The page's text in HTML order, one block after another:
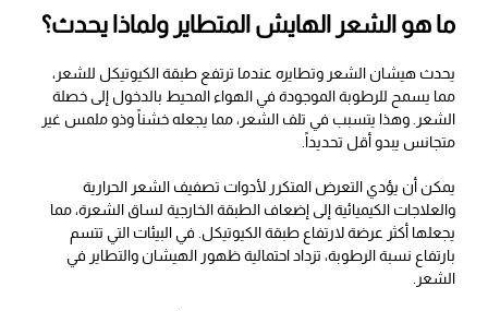
ما هو الشعر الهايش المتطاير ولماذا يحدث؟
يحدث هيشان الشعر وتطايره عندما ترتفع طبقة الكيوتيكل للشعر،
مما يسمح للرطوبة الموجودة في الهواء المحيط بالدخول إلى خصلة
الشعر. وهذا يتسبب في تلف الشعر، مما يجعله خشناً وذو ملمس غير
متجانس يبدو أقل تحديداً.
يمكن أن يؤدي التعرض المتكرر لأدوات تصفيف الشعر الحرارية
والعلاجات الكيميائية إلى إضعاف الطبقة الخارجية لساق الشعرة، مما
يجعلها أكثر عرضة لارتفاع طبقة الكيوتيكل. في البيئات التي تتسم
بارتفاع نسبة الرطوبة، تزداد احتمالية ظهور الهيشان والتطاير في
الشعر.